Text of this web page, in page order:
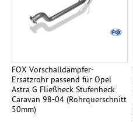
FOX Vorschalldämpfer-
Ersatzrohr passend für Opel
Astra G Fließheck Stufenheck
Caravan 98-04 (Rohrquerschnitt
50mm)